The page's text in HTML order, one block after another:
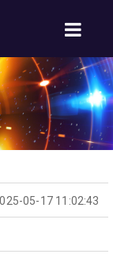
05-17 11:02:43